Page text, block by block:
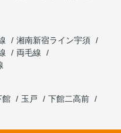
湘南新宿ライン宇須
両毛線
館 玉戸
下館二高前